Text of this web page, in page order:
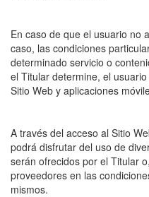
En caso de que el usuario no
caso, las condiciones
determinado servicio o
el Titular determine, el
Sitio Web y aplicaciones
A través del acceso al Sitio
podrá disfrutar del uso de
serán ofrecidos por el Titular
proveedores en las
mismos.